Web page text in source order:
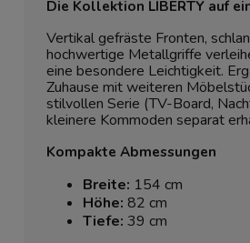
Die Kollektion LIBERTY auf
Vertikal gefräste Fronten,
hochwertige Metallgriffe
eine besondere Leichtigkeit.
Zuhause mit weiteren
stilvollen Serie (TV-Board,
kleinere Kommoden separat
Kompakte Abmessungen
Breite: 154 cm
Höhe: 82 cm
Tiefe: 39 cm